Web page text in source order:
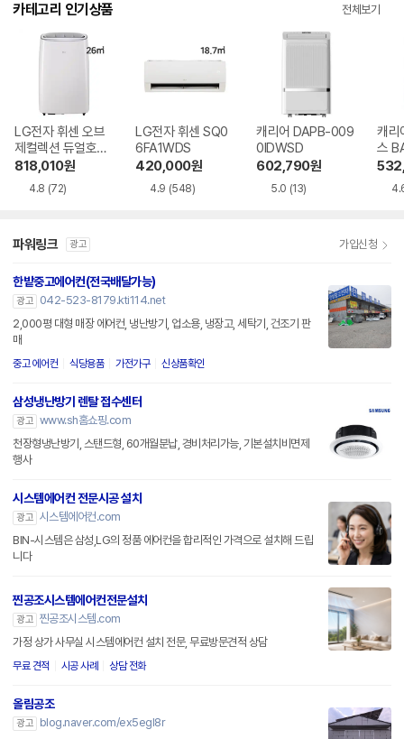
카테고리 인기상품 전체보기
LG전자 휘센 오브
제컬렉션 듀얼호스
PQ08FDWBS
818,010원
4.8 (72)
LG전자 휘센 SQ0
6FA1WDS
420,000원
4.9 (548)
캐리어 DAPB-009
0IDWSD
602,790원
5.0 (13)
캐리
스
파워링크 광고 가입신청
한밭중고에어컨(전국배달가능)
광고
042-523-8179.kti114.net
2,000평 대형 매장 에어컨, 냉난방기, 업소용, 냉장고, 세탁기, 건조기 판
매
중고 에어컨 식당용품 가전가구 신상품확인
삼성냉난방기 렌탈 접수센터
광고 www.sh홈쇼핑.com
천장형냉난방기, 스탠드형, 60개월분납, 경비처리가능, 기본설치비면제
행사
시스템에어컨 전문시공 설치
광고 시스템에어컨.com
BIN-시스템은 삼성,LG의 정품 에어컨을 합리적인 가격으로 설치해 드립
니다
찐공조시스템에어컨전문설치
광고 찐공조시스템.com
가정 상가 사무실 시스템에어컨 설치 전문, 무료방문견적 상담
무료 견적 시공 사례 상담 전화
올림공조
광고 blog.naver.com/ex5egl8r